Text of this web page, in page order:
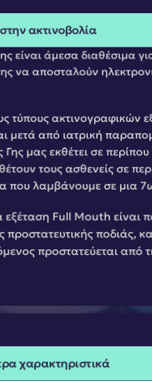
ακτινοβολία
είναι άμεσα διαθέσιμα
να αποσταλούν
τύπους ακτινογραφικών
μετά από ιατρική
Γης μας εκθέτει σε
τους ασθενείς σε
που λαμβάνουμε σε μια
Full Mouth είναι
προστατευτικής ποδιάς,
προστατεύεται από
χαρακτηριστικά